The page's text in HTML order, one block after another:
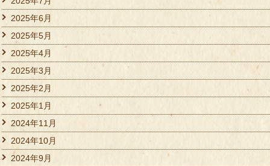
2025年6月
2025年5月
2025年4月
2025年3月
2025年2月
2025年1月
2024年11月
2024年10月
2024年9月